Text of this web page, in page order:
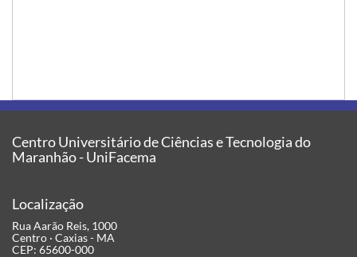
Centro Universitário de Ciências e Tecnologia do
Maranhão - UniFacema
Localização
Rua Aarão Reis, 1000
Centro · Caxias - MA
CEP: 65600-000